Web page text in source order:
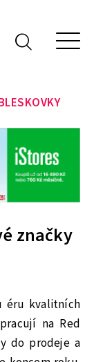
značky
éru kvalitních
na Red
do prodeje a